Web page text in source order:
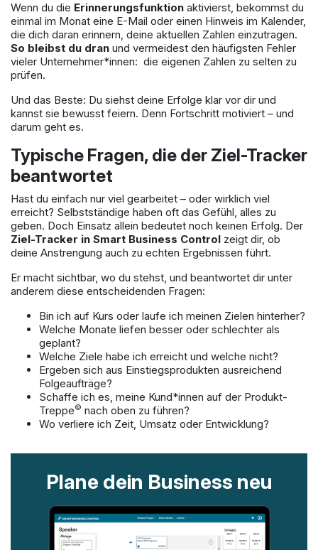
Wenn du die Erinnerungsfunktion aktivierst, bekommst du
einmal im Monat eine E-Mail oder einen Hinweis im Kalender,
die dich daran erinnern, deine aktuellen Zahlen einzutragen.
So bleibst du dran und vermeidest den häufigsten Fehler
vieler Unternehmer*innen: die eigenen Zahlen zu selten zu
prüfen.
Und das Beste: Du siehst deine Erfolge klar vor dir und
kannst sie bewusst feiern. Denn Fortschritt motiviert – und
darum geht es.
Typische Fragen, die der Ziel-Tracker
beantwortet
Hast du einfach nur viel gearbeitet – oder wirklich viel
erreicht? Selbstständige haben oft das Gefühl, alles zu
geben. Doch Einsatz allein bedeutet noch keinen Erfolg. Der
Ziel-Tracker in Smart Business Control zeigt dir, ob
deine Anstrengung auch zu echten Ergebnissen führt.
Er macht sichtbar, wo du stehst, und beantwortet dir unter
anderem diese entscheidenden Fragen:
Bin ich auf Kurs oder laufe ich meinen Zielen hinterher?
Welche Monate liefen besser oder schlechter als
geplant?
Welche Ziele habe ich erreicht und welche nicht?
Ergeben sich aus Einstiegsprodukten ausreichend
Folgeaufträge?
Schaffe ich es, meine Kund*innen auf der Produkt-
Treppe© nach oben zu führen?
Wo verliere ich Zeit, Umsatz oder Entwicklung?
Plane dein Business neu